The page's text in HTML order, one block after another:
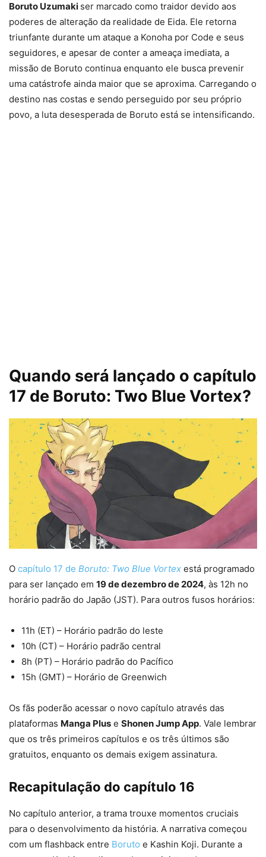
Boruto Uzumaki ser marcado como traidor devido aos
poderes de alteração da realidade de Eida. Ele retorna
triunfante durante um ataque a Konoha por Code e seus
seguidores, e apesar de conter a ameaça imediata, a
missão de Boruto continua enquanto ele busca prevenir
uma catástrofe ainda maior que se aproxima. Carregando o
destino nas costas e sendo perseguido por seu próprio
povo, a luta desesperada de Boruto está se intensificando.
Quando será lançado o capítulo
17 de Boruto: Two Blue Vortex?
O capítulo 17 de Boruto: Two Blue Vortex está programado
para ser lançado em 19 de dezembro de 2024, às 12h no
horário padrão do Japão (JST). Para outros fusos horários:
11h (ET) – Horário padrão do leste
10h (CT) – Horário padrão central
8h (PT) – Horário padrão do Pacífico
15h (GMT) – Horário de Greenwich
Os fãs poderão acessar o novo capítulo através das
plataformas Manga Plus e Shonen Jump App. Vale lembrar
que os três primeiros capítulos e os três últimos são
gratuitos, enquanto os demais exigem assinatura.
Recapitulação do capítulo 16
No capítulo anterior, a trama trouxe momentos cruciais
para o desenvolvimento da história. A narrativa começou
com um flashback entre Boruto e Kashin Koji. Durante a